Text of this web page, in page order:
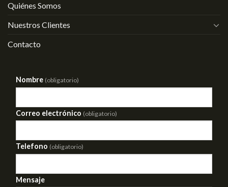
Quiénes Somos
Nuestros Clientes
Contacto
Nombre (obligatorio)
Correo electrónico (obligatorio)
Telefono (obligatorio)
Mensaje